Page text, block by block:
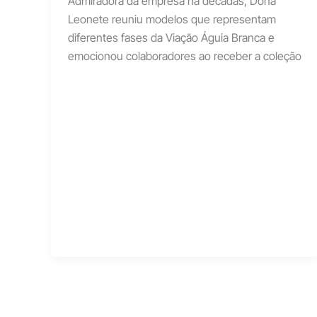
Leonete reuniu modelos que representam
diferentes fases da Viação Águia Branca e
emocionou colaboradores ao receber a coleção